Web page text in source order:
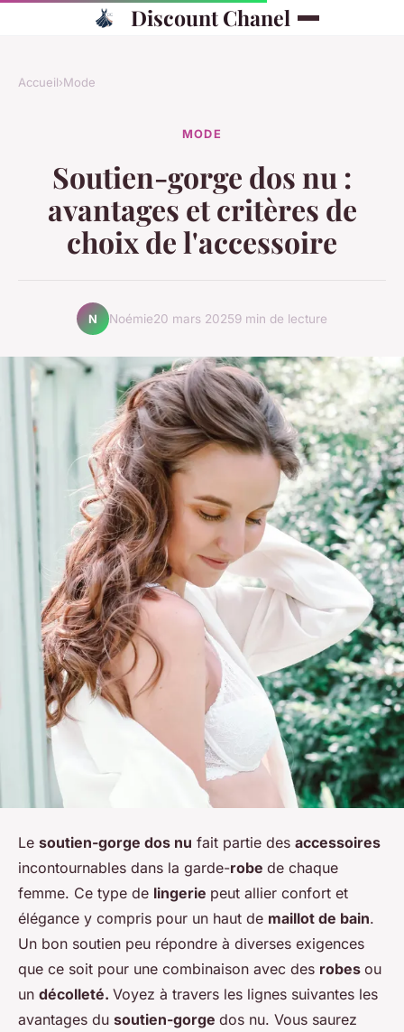
Discount Chanel
Accueil›Mode
MODE
Soutien-gorge dos nu :
avantages et critères de
choix de l'accessoire
N Noémie20 mars 20259 min de lecture
Le soutien-gorge dos nu fait partie des accessoires
incontournables dans la garde-robe de chaque
femme. Ce type de lingerie peut allier confort et
élégance y compris pour un haut de maillot de bain.
Un bon soutien peu répondre à diverses exigences
que ce soit pour une combinaison avec des robes ou
un décolleté. Voyez à travers les lignes suivantes les
avantages du soutien-gorge dos nu. Vous saurez